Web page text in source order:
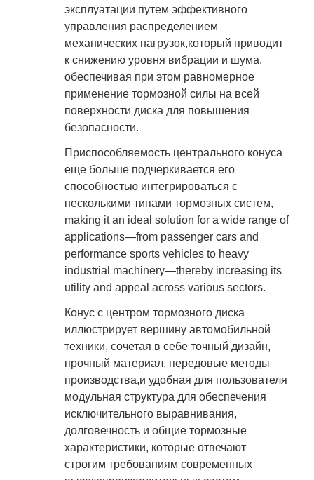
эксплуатации путем эффективного
управления распределением
механических нагрузок,который приводит
к снижению уровня вибрации и шума,
обеспечивая при этом равномерное
применение тормозной силы на всей
поверхности диска для повышения
безопасности.
Приспособляемость центрального конуса
еще больше подчеркивается его
способностью интегрироваться с
несколькими типами тормозных систем,
making it an ideal solution for a wide range of
applications—from passenger cars and
performance sports vehicles to heavy
industrial machinery—thereby increasing its
utility and appeal across various sectors.
Конус с центром тормозного диска
иллюстрирует вершину автомобильной
техники, сочетая в себе точный дизайн,
прочный материал, передовые методы
производства,и удобная для пользователя
модульная структура для обеспечения
исключительного выравнивания,
долговечность и общие тормозные
характеристики, которые отвечают
строгим требованиям современных